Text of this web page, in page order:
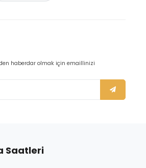
haberdar olmak için emaillinizi
Saatleri